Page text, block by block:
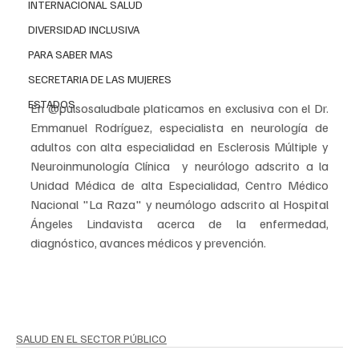
INTERNACIONAL SALUD
DIVERSIDAD INCLUSIVA
PARA SABER MAS
SECRETARIA DE LAS MUJERES
ESTADOS
En @pulsosaludbale platicamos en exclusiva con el Dr.
Emmanuel Rodríguez, especialista en neurología de
adultos con alta especialidad en Esclerosis Múltiple y
Neuroinmunología Clínica  y neurólogo adscrito a la
Unidad Médica de alta Especialidad, Centro Médico
Nacional "La Raza" y neumólogo adscrito al Hospital
Ángeles Lindavista acerca de la enfermedad,
diagnóstico, avances médicos y prevención.
SALUD EN EL SECTOR PÚBLICO